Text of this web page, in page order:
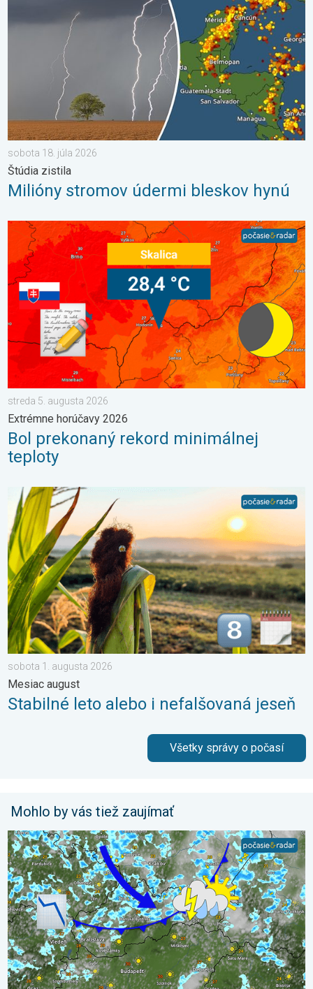
sobota 18. júla 2026
Štúdia zistila
Milióny stromov údermi bleskov hynú
Bol prekonaný rekord minimálnej teploty. Extrémne horúčavy
streda 5. augusta 2026
Extrémne horúčavy 2026
Bol prekonaný rekord minimálnej
teploty
Stabilné leto alebo i nefalšovaná jeseň. Mesiac august. . .
sobota 1. augusta 2026
Mesiac august
Stabilné leto alebo i nefalšovaná jeseň
Všetky správy o počasí
Mohlo by vás tiež zaujímať
Po krátkom oteplení krátke ochladenie. Nedeľa a pondelok. .